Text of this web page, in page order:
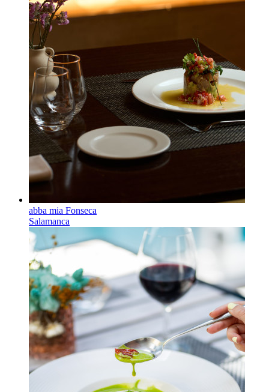
abba mia Fonseca
Salamanca